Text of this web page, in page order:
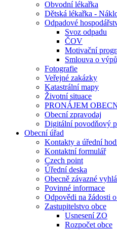
Obvodní lékařka
Dětská lékařka -
Odpadové
Svoz odpadu
ČOV
Motivační
Smlouva o
Fotografie
Veřejné zakázky
Katastrální mapy
Životní situace
PRONÁJEM
Obecní zpravodaj
Digitální povodňový
Obecní úřad
Kontakty a úřední
Kontaktní formulář
Czech point
Úřední deska
Obecně závazné
Povinné informace
Odpovědi na žádosti
Zastupitelstvo obce
Usnesení ZO
Rozpočet obce